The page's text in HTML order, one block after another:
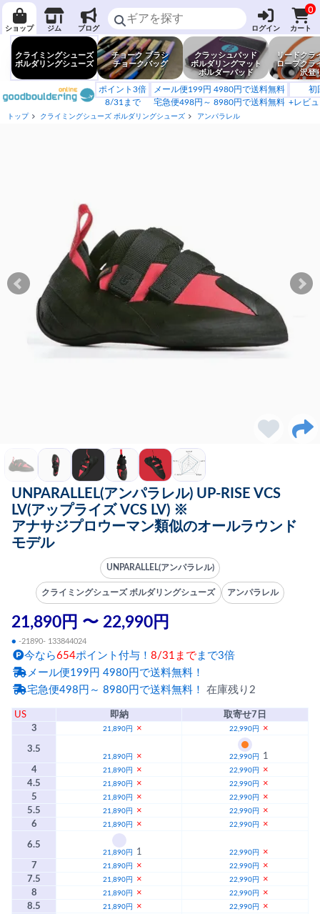
ショップ ジム ブログ ログイン
0
カート
クライミングシューズ
ボルダリングシューズ
チョーク ブラシ
チョークバッグ
クラッシュパッド
ボルダリングマット
ボルダーパッド
リードクラ
ロープクラ
沢登
ポイント3倍
8/31まで
メール便199円 4980円で送料無料
宅急便498円～ 8980円で送料無料
初
+レビ
トップ クライミングシューズ ボルダリングシューズ アンパラレル
UNPARALLEL(アンパラレル) UP-RISE VCS
LV(アップライズ VCS LV) ※
アナサジプロウーマン類似のオールラウンド
モデル
UNPARALLEL(アンパラレル)
クライミングシューズ ボルダリングシューズ アンパラレル
21,890円 〜 22,990円
● -21890- 133844024
今なら654ポイント付与！ 8/31まで まで3倍
メール便199円 4980円で送料無料！
宅急便498円～ 8980円で送料無料！ 在庫残り2
US 即納
取寄せ7日
3
21,890円 × 22,990円 ×
3.5
21,890円 × 22,990円
1
4
21,890円 × 22,990円
×
4.5
21,890円 × 22,990円
×
5
21,890円 × 22,990円
×
5.5
21,890円 × 22,990円
×
6
21,890円 × 22,990円 ×
6.5
21,890円 1 22,990円
×
7
21,890円 × 22,990円
×
7.5
21,890円 × 22,990円
×
8
21,890円 × 22,990円
×
8.5
21,890円 × 22,990円
×